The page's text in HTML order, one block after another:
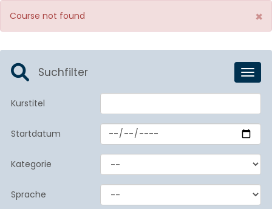
×
Course not found
Suchfilter
Kurstitel
Startdatum
Kategorie
Sprache